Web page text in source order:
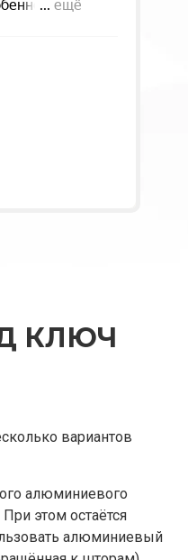
КЛЮЧ
вариантов
алюминиевого
этом остаётся
алюминиевый